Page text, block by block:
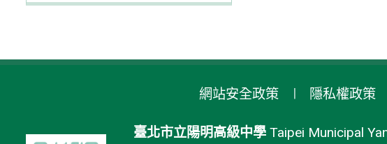
網站安全政策 隱私權政策
臺北市立陽明高級中學Taipei Municipal